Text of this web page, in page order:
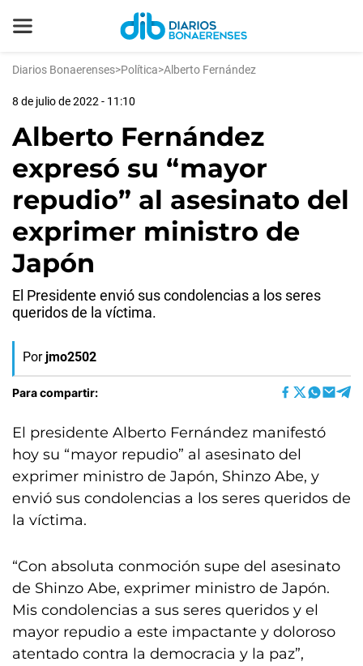
Diarios Bonaerenses>Política>Alberto Fernández
8 de julio de 2022 - 11:10
Alberto Fernández
expresó su “mayor
repudio” al asesinato del
exprimer ministro de
Japón
El Presidente envió sus condolencias a los seres
queridos de la víctima.
Por jmo2502
Para compartir:
El presidente Alberto Fernández manifestó
hoy su “mayor repudio” al asesinato del
exprimer ministro de Japón, Shinzo Abe, y
envió sus condolencias a los seres queridos de
la víctima.
“Con absoluta conmoción supe del asesinato
de Shinzo Abe, exprimer ministro de Japón.
Mis condolencias a sus seres queridos y el
mayor repudio a este impactante y doloroso
atentado contra la democracia y la paz”,